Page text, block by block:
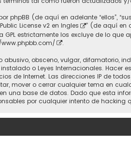
phpBB (de aquí en adelante “ellos”,
License v2 en Ingles ” (de aquí en
GPL estrictamente los excluye de lo
.
obsceno, vulgar, difamatorio,
o Leyes Internacionales.
de Internet. Las direcciones IP de
mover o cerrar cualquier tema en
una base de datos. Dado que esta
por cualquier intento de